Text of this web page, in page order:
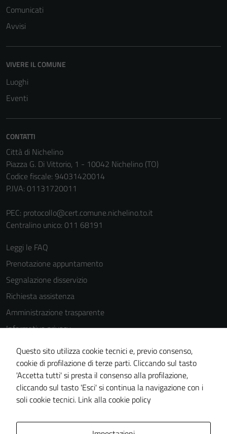
Comunicati
Avvisi
VIVERE IL COMUNE
Luoghi
Eventi
CONTATTI
Città di Nichelino
Piazza G. Di Vittorio, 1 - 10042 Nichelino (TO)
Codice fiscale: 94031420014
P.IVA: 01131720011
PEC: protocollo@cert.comune.nichelino.to.it
Centralino unico: 011 68191
Leggi le FAQ
Prenotazione appuntamento
Segnalazione disservizio
Richiesta assistenza
Amministrazione trasparente
Informativa privacy
Note legali
Dichiarazione di accessibilità
Piano di miglioramento del sito
Questo sito utilizza cookie tecnici e, previo consenso,
cookie di profilazione di terze parti. Cliccando sul tasto
'Accetta tutti' si presta il consenso alla profilazione,
cliccando sul tasto 'Esci' si continua la navigazione con i
soli cookie tecnici. Link alla cookie policy
informazioni